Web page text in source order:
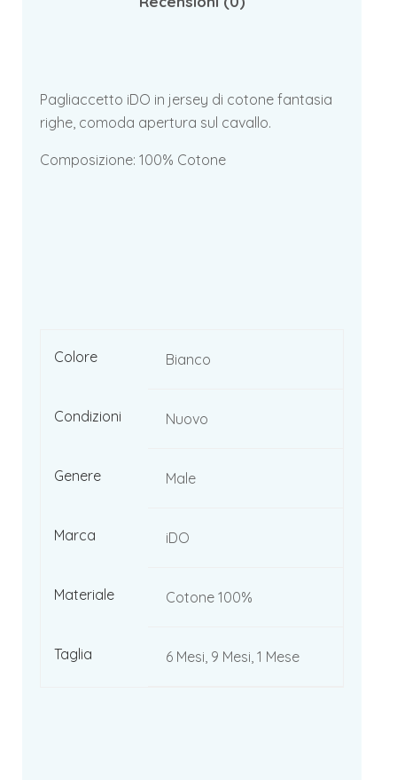
Pagliaccetto iDO in jersey di cotone fantasia
righe, comoda apertura sul cavallo.
Composizione: 100% Cotone
Colore Bianco
Condizioni Nuovo
Genere Male
Marca iDO
Materiale Cotone 100%
Taglia 6 Mesi, 9 Mesi, 1 Mese